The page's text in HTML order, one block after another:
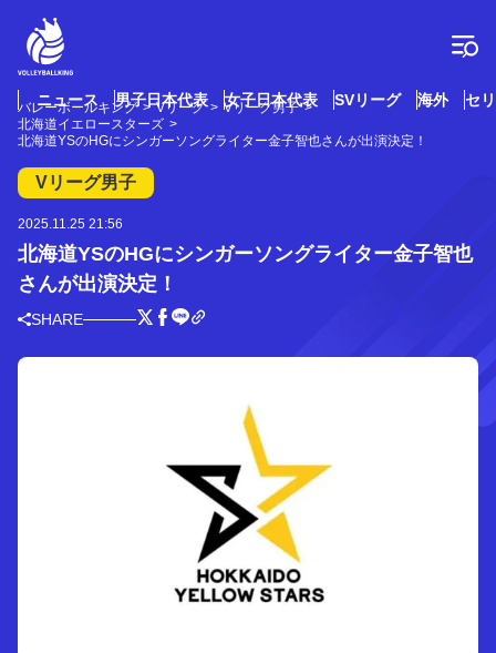
ニュース 男子日本代表 女子日本代表 SVリーグ 海外 セ
バレーボールキング Vリーグ
Vリーグ男子
北海道イエロースターズ
北海道YSのHGにシンガーソングライター金子智也さんが出演決定！
Vリーグ男子
2025.11.25 21:56
北海道YSのHGにシンガーソングライター金子智也
さんが出演決定！
SHARE